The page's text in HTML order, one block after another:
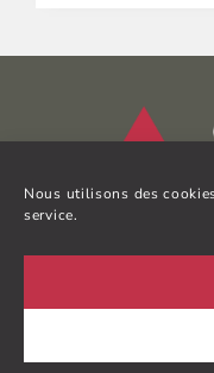
Nous utilisons des
service.
INVEST